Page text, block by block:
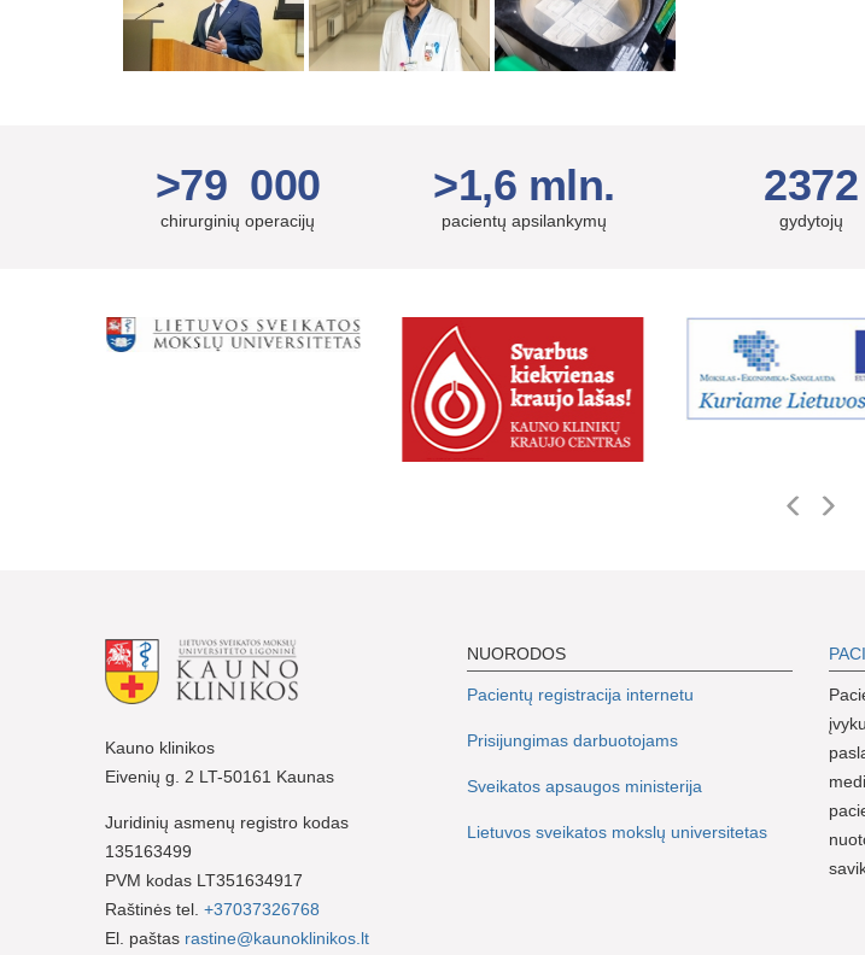
>79 000
chirurginių operacijų
>1,6 mln.
pacientų apsilankymų
2372
gydytojų
Kauno klinikos
Eivenių g. 2 LT-50161 Kaunas
Juridinių asmenų registro kodas
135163499
PVM kodas LT351634917
Raštinės tel. +37037326768
El. paštas rastine@kaunoklinikos.lt
NUORODOS
Pacientų registracija internetu
Prisijungimas darbuotojams
Sveikatos apsaugos ministerija
Lietuvos sveikatos mokslų universitetas